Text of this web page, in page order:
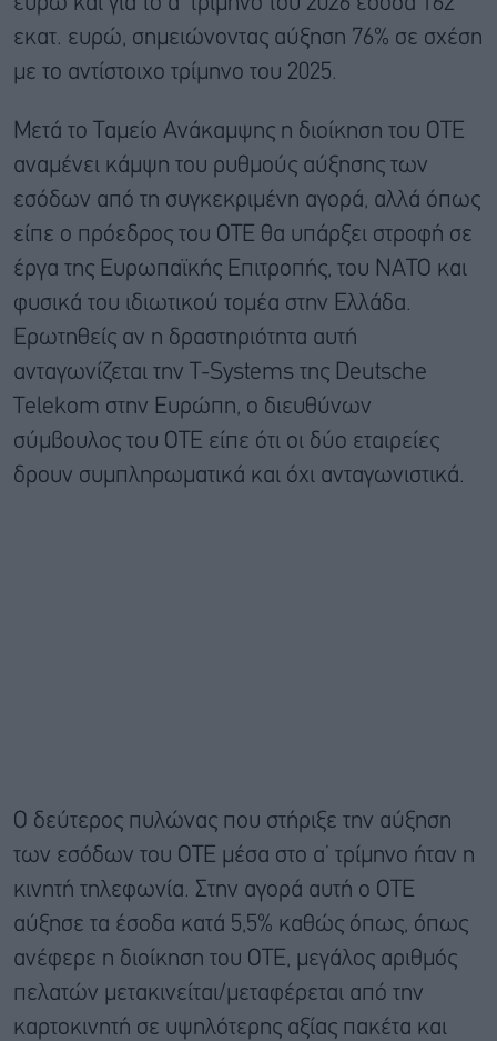
εκατ. ευρώ, σημειώνοντας αύξηση 76% σε σχέση
με το αντίστοιχο τρίμηνο του 2025.
Μετά το Ταμείο Ανάκαμψης η διοίκηση του ΟΤΕ
αναμένει κάμψη του ρυθμούς αύξησης των
εσόδων από τη συγκεκριμένη αγορά, αλλά όπως
είπε ο πρόεδρος του ΟΤΕ θα υπάρξει στροφή σε
έργα της Ευρωπαϊκής Επιτροπής, του ΝΑΤΟ και
φυσικά του ιδιωτικού τομέα στην Ελλάδα.
Ερωτηθείς αν η δραστηριότητα αυτή
ανταγωνίζεται την T-Systems της Deutsche
Telekom στην Ευρώπη, ο διευθύνων
σύμβουλος του ΟΤΕ είπε ότι οι δύο εταιρείες
δρουν συμπληρωματικά και όχι ανταγωνιστικά.
Ο δεύτερος πυλώνας που στήριξε την αύξηση
των εσόδων του ΟΤΕ μέσα στο α’ τρίμηνο ήταν η
κινητή τηλεφωνία. Στην αγορά αυτή ο ΟΤΕ
αύξησε τα έσοδα κατά 5,5% καθώς όπως, όπως
ανέφερε η διοίκηση του ΟΤΕ, μεγάλος αριθμός
πελατών μετακινείται/μεταφέρεται από την
καρτοκινητή σε υψηλότερης αξίας πακέτα και